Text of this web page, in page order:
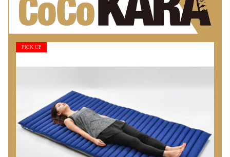
PICK UP